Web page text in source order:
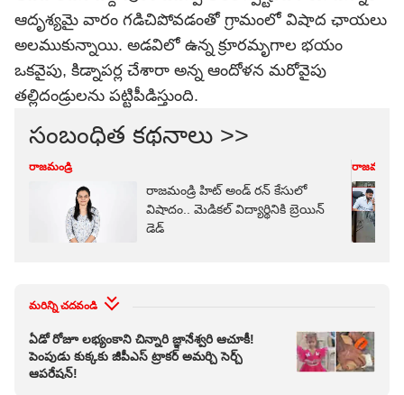
ఆదృశ్యమై వారం గడిచిపోవడంతో గ్రామంలో విషాద ఛాయలు
అలముకున్నాయి. అడవిలో ఉన్న క్రూరమృగాల భయం
ఒకవైపు, కిడ్నాపర్ల చేశారా అన్న ఆందోళన మరోవైపు
తల్లిదండ్రులను పట్టిపీడిస్తుంది.
సంబంధిత కథనాలు >>
రాజమండ్రి
రాజమండ్రి హిట్ అండ్ రన్ కేసులో
విషాదం.. మెడికల్ విద్యార్థినికి బ్రెయిన్
డెడ్
రాజమండ్రి
మరిన్ని చదవండి
ఏడో రోజూ లభ్యంకాని చిన్నారి జ్ఞానేశ్వరి ఆచూకీ!
పెంపుడు కుక్కకు జీపీఎస్ ట్రాకర్ అమర్చి సెర్చ్
ఆపరేషన్!